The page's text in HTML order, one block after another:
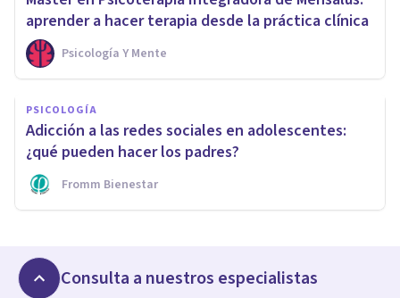
aprender a hacer terapia desde la práctica clínica
Psicología Y Mente
PSICOLOGÍA
Adicción a las redes sociales en adolescentes:
¿qué pueden hacer los padres?
Fromm Bienestar
Consulta a nuestros especialistas